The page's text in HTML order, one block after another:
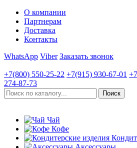
О компании
Партнерам
Доставка
Контакты
WhatsApp Viber Заказать звонок
+7(800) 550-25-22 +7(915) 930-67-01
274-87-73
Чай
Кофе